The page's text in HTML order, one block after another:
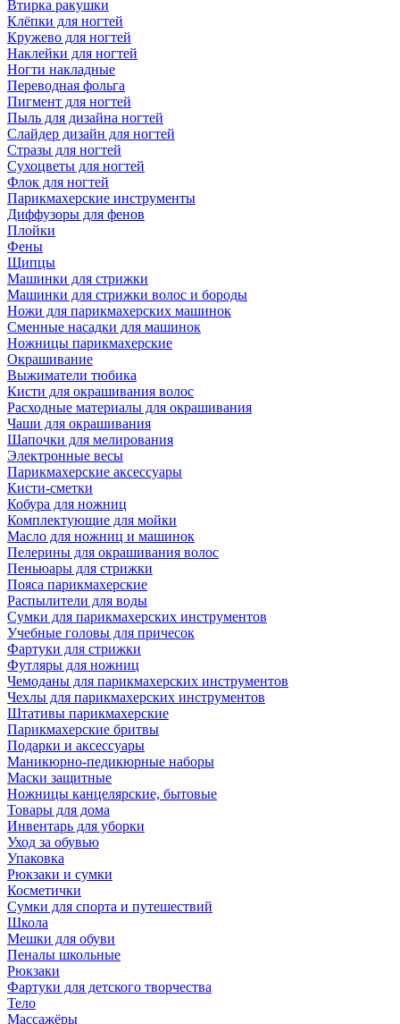
Втирка ракушки
Клёпки для ногтей
Кружево для ногтей
Наклейки для ногтей
Ногти накладные
Переводная фольга
Пигмент для ногтей
Пыль для дизайна ногтей
Слайдер дизайн для ногтей
Стразы для ногтей
Сухоцветы для ногтей
Флок для ногтей
Парикмахерские инструменты
Диффузоры для фенов
Плойки
Фены
Щипцы
Машинки для стрижки
Машинки для стрижки волос и бороды
Ножи для парикмахерских машинок
Сменные насадки для машинок
Ножницы парикмахерские
Окрашивание
Выжиматели тюбика
Кисти для окрашивания волос
Расходные материалы для окрашивания
Чаши для окрашивания
Шапочки для мелирования
Электронные весы
Парикмахерские аксессуары
Кисти-сметки
Кобура для ножниц
Комплектующие для мойки
Масло для ножниц и машинок
Пелерины для окрашивания волос
Пеньюары для стрижки
Пояса парикмахерские
Распылители для воды
Сумки для парикмахерских инструментов
Учебные головы для причесок
Фартуки для стрижки
Футляры для ножниц
Чемоданы для парикмахерских инструментов
Чехлы для парикмахерских инструментов
Штативы парикмахерские
Парикмахерские бритвы
Подарки и аксессуары
Маникюрно-педикюрные наборы
Маски защитные
Ножницы канцелярские, бытовые
Товары для дома
Инвентарь для уборки
Уход за обувью
Упаковка
Рюкзаки и сумки
Косметички
Сумки для спорта и путешествий
Школа
Мешки для обуви
Пеналы школьные
Рюкзаки
Фартуки для детского творчества
Тело
Массажёры